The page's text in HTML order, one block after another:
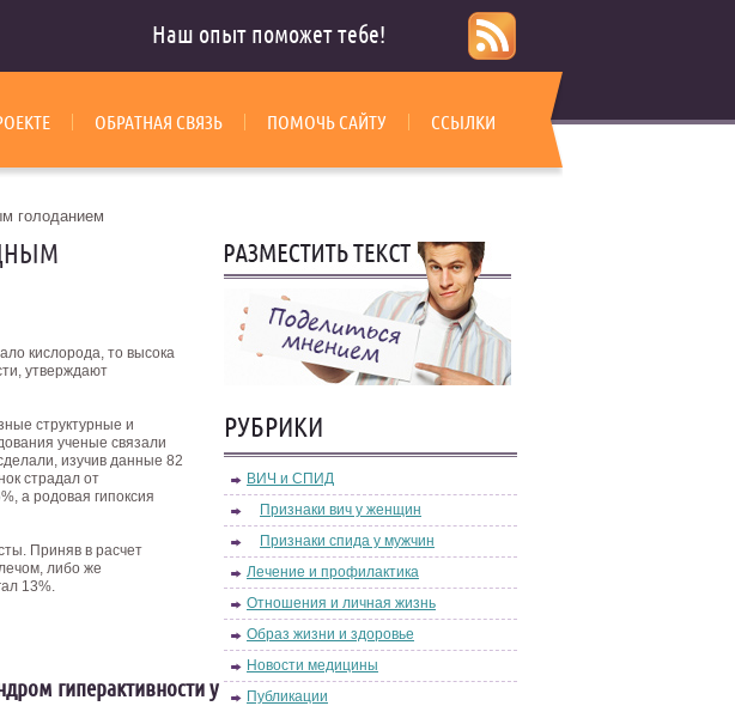
Наш опыт поможет тебе!
ОБРАТНАЯ СВЯЗЬ ПОМОЧЬ САЙТУ ССЫЛКИ
голоданием
кислорода, то высока
утверждают
структурные и
ученые связали
изучив данные 82
страдал от
а родовая гипоксия
Приняв в расчет
либо же
13%.
гиперактивности у
РУБРИКИ
ВИЧ и СПИД
Признаки вич у женщин
Признаки спида у мужчин
Лечение и профилактика
Отношения и личная жизнь
Образ жизни и здоровье
Новости медицины
Публикации